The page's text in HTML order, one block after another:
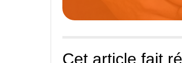
Cet article fait